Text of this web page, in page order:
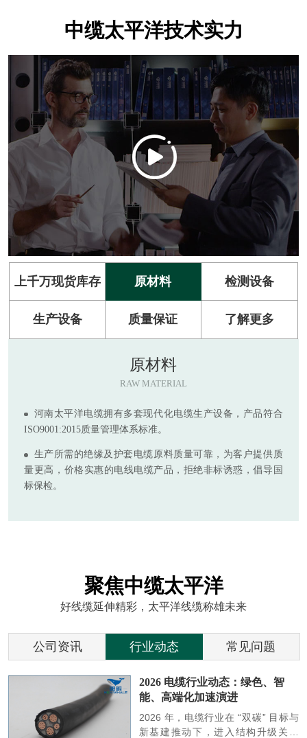
中缆太平洋技术实力
上千万现货库存 原材料 检测设备
生产设备 质量保证 了解更多
原材料
RAW MATERIAL
河南太平洋电缆拥有多套现代化电缆生产设备，产品符合
ISO9001:2015质量管理体系标准。
生产所需的绝缘及护套电缆原料质量可靠，为客户提供质
量更高，价格实惠的电线电缆产品，拒绝非标诱惑，倡导国
标保检。
聚焦中缆太平洋
好线缆延伸精彩，太平洋线缆称雄未来
公司资讯 行业动态 常见问题
2026 电缆行业动态：绿色、智
能、高端化加速演进
2026 年，电缆行业在 “双碳” 目标与
新基建推动下，进入结构升级关键